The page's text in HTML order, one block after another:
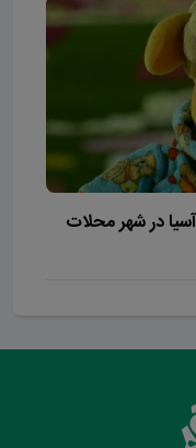
در شهر محلات